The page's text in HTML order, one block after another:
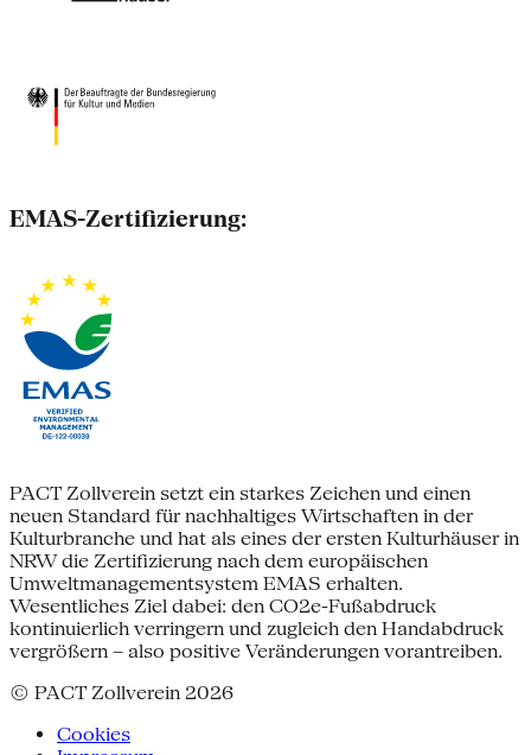
EMAS-Zertifizierung:
PACT Zollverein setzt ein starkes Zeichen und einen
neuen Standard für nachhaltiges Wirtschaften in der
Kulturbranche und hat als eines der ersten Kulturhäuser in
NRW die Zertifizierung nach dem europäischen
Umweltmanagementsystem EMAS erhalten.
Wesentliches Ziel dabei: den CO2e-Fußabdruck
kontinuierlich verringern und zugleich den Handabdruck
vergrößern – also positive Veränderungen vorantreiben.
© PACT Zollverein 2026
Cookies